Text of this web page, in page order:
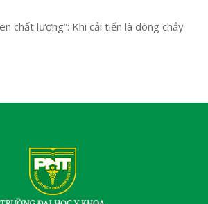
chất lượng”: Khi cải tiến là dòng chảy